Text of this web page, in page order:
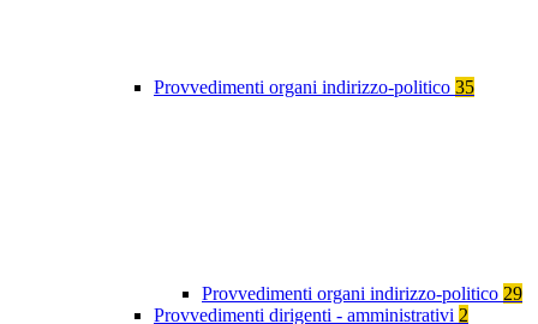
Provvedimenti organi indirizzo-politico 35
Provvedimenti organi indirizzo-politico 29
Provvedimenti dirigenti - amministrativi 2